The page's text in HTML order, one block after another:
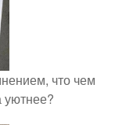
что чем
уютнее?